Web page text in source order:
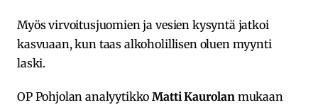
Myös virvoitusjuomien ja vesien kysyntä jatkoi
kasvuaan, kun taas alkoholillisen oluen myynti
laski.
OP Pohjolan analyytikkoMatti Kaurolanmukaan